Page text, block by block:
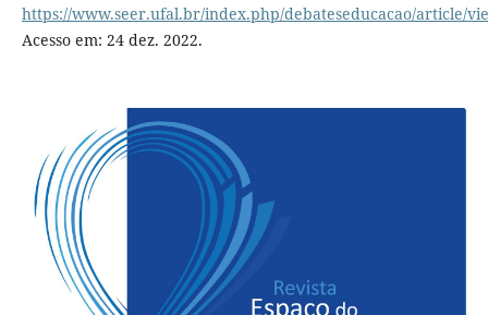
https://www.seer.ufal.br/index.php/debateseducacao/article/
Acesso em: 24 dez. 2022.